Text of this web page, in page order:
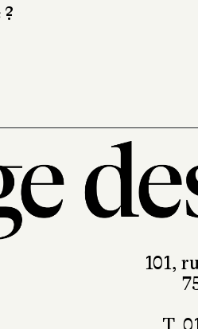
et leur propre
101,